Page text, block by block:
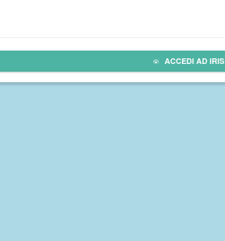
ACCEDI AD IRIS